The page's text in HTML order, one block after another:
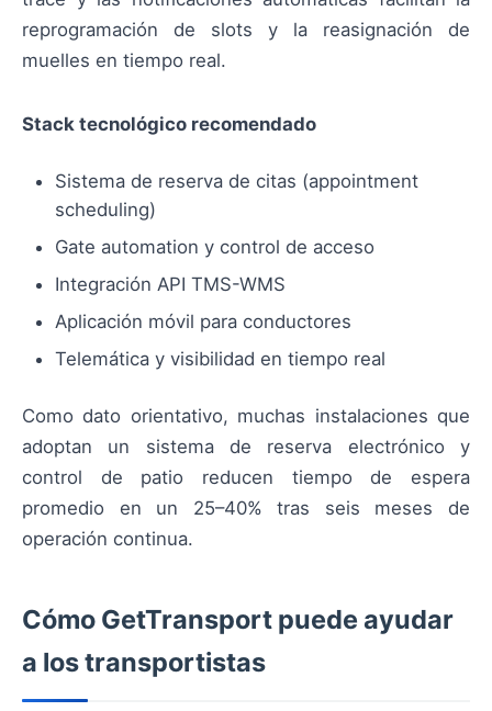
reprogramación de slots y la reasignación de
muelles en tiempo real.
Stack tecnológico recomendado
Sistema de reserva de citas (appointment
scheduling)
Gate automation y control de acceso
Integración API TMS-WMS
Aplicación móvil para conductores
Telemática y visibilidad en tiempo real
Como dato orientativo, muchas instalaciones que
adoptan un sistema de reserva electrónico y
control de patio reducen tiempo de espera
promedio en un 25–40% tras seis meses de
operación continua.
Cómo GetTransport puede ayudar
a los transportistas